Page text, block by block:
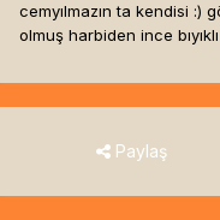
cemyılmazın ta kendisi :)
olmuş harbiden ince
Paylaş